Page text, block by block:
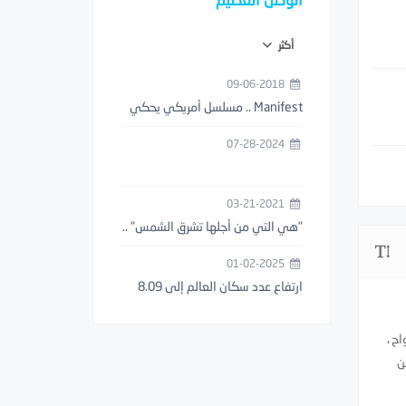
،
أكثر
09-06-2018
‏Manifest .. مسلسل أمريكي يحكي
5 سنوات
07-28-2024
"هي التي من أجلها تشرق الشمس" ..
3000 آلاف سنة ..!
01-02-2025
ارتفاع عدد سكان العالم إلى 8.09